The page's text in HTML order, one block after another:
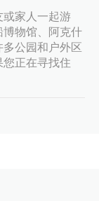
家人一起游
物馆、阿克什
公园和户外区
正在寻找住